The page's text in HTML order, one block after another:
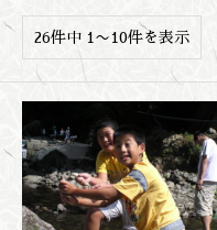
26件中 1〜10件を表示